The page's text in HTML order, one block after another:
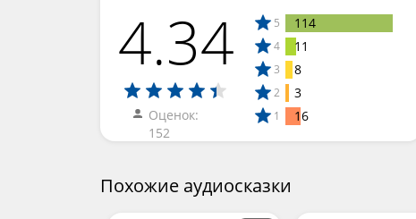
4.34
Оценок:
152
5 114
4 11
3 8
2 3
1 16
Похожие аудиосказки